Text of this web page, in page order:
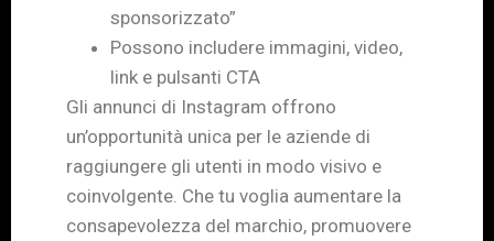
sponsorizzato”
Possono includere immagini, video,
link e pulsanti CTA
Gli annunci di Instagram offrono
un’opportunità unica per le aziende di
raggiungere gli utenti in modo visivo e
coinvolgente. Che tu voglia aumentare la
consapevolezza del marchio, promuovere